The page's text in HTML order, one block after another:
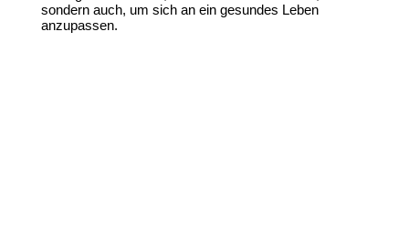
sondern auch, um sich an ein gesundes Leben
anzupassen.